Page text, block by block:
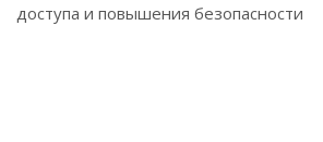
доступа и повышения безопасности